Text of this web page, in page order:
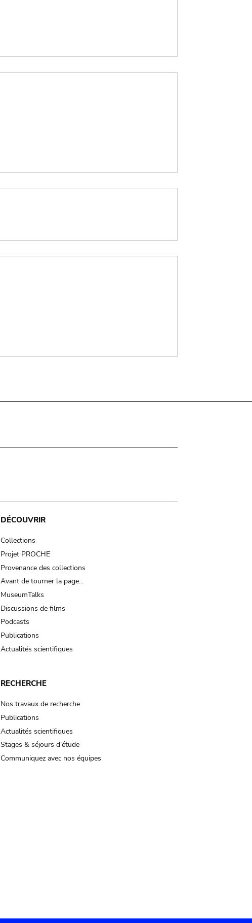
DÉCOUVRIR
Collections
Projet PROCHE
Provenance des collections
Avant de tourner la page…
MuseumTalks
Discussions de films
Podcasts
Publications
Actualités scientifiques
RECHERCHE
Nos travaux de recherche
Publications
Actualités scientifiques
Stages & séjours d'étude
Communiquez avec nos équipes